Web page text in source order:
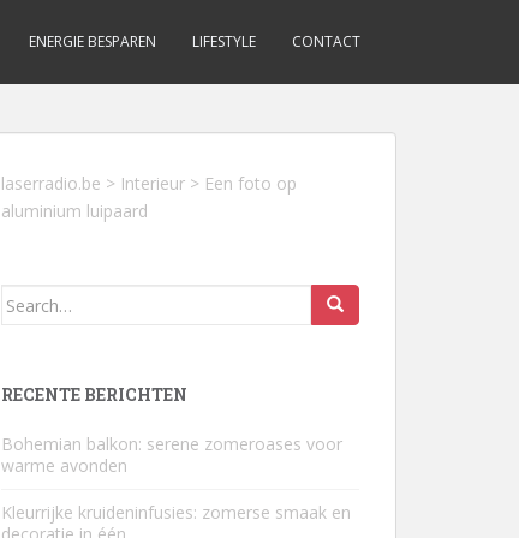
ENERGIE BESPAREN LIFESTYLE CONTACT
laserradio.be > Interieur > Een foto op
aluminium luipaard
Search
RECENTE BERICHTEN
Bohemian balkon: serene zomeroases voor
warme avonden
Kleurrijke kruideninfusies: zomerse smaak en